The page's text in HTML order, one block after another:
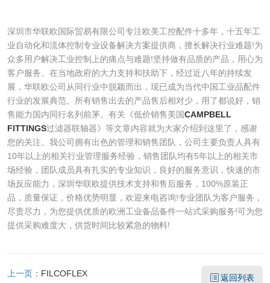
深圳市华联欧国际贸易有限公司专注欧美工控配件十多年，十五年工
业自动化和流体控制专业设备解决方案提供商，擅长解决行业难题!为
众多用户解决工业控制上的痛点与难题!坚持做有品质的产品，用心为
客户服务。在当地政府的大力支持和扶助下，经过近八年的持续发
展，华联欧公司从同行业中脱颖而出，现已成为当代中国工业品配件
行业的发展典范。所有销售出去的产品售后相对少，用了都说好，销
售能力国内同行名列前茅。有关《低价销售美国CAMPBELL
FITTINGS过滤器联轴器》等文章内容就为大家介绍到这里了，感谢
您的关注。我公司拥有出色的管理和销售团队，公司主要负责人具有
10年以上的相关行业管理服务经验，销售团队均有5年以上的相关市
场经验，团队成员具有扎实的专业知识，良好的服务意识，快速的市
场反应能力，深圳华联欧提供技术支持和售后服务，100%原装正
品，质量保证，价格优势明显，欢迎来电咨询!专业团队为客户服务，
尽责尽力，为您提供优质的欧洲工业备品备件一站式采购服务!可为您
提供采购难度大，供货时间比较紧急的物料!
上一页： FILCOFLEX 返回列表